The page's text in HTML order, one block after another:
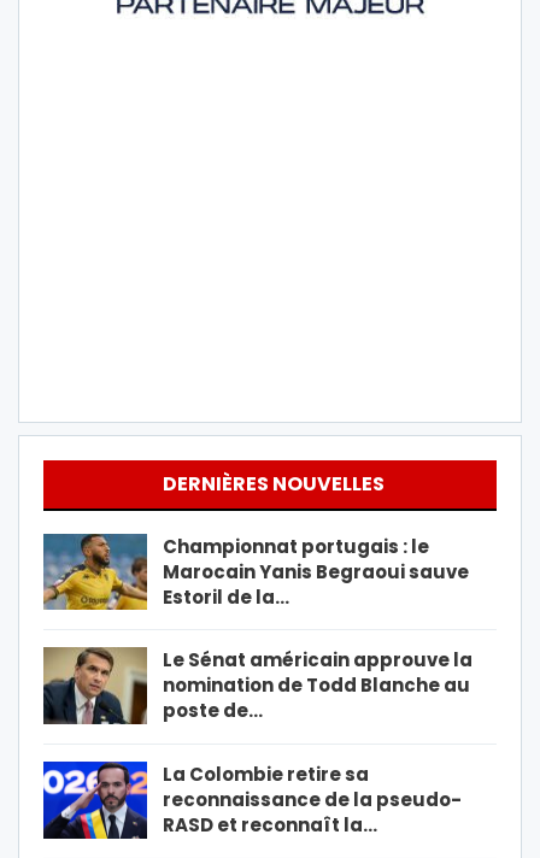
DERNIÈRES NOUVELLES
Championnat portugais : le
Marocain Yanis Begraoui sauve
Estoril de la…
Le Sénat américain approuve la
nomination de Todd Blanche au
poste de…
La Colombie retire sa
reconnaissance de la pseudo-
RASD et reconnaît la…